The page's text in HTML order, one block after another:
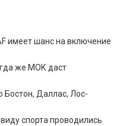
имеет шанс на включение
же МОК даст
Бостон, Даллас, Лос-
спорта проводились